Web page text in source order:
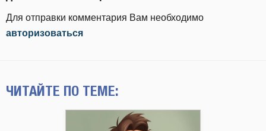
Для отправки комментария Вам необходимо
авторизоваться
ЧИТАЙТЕ ПО ТЕМЕ: